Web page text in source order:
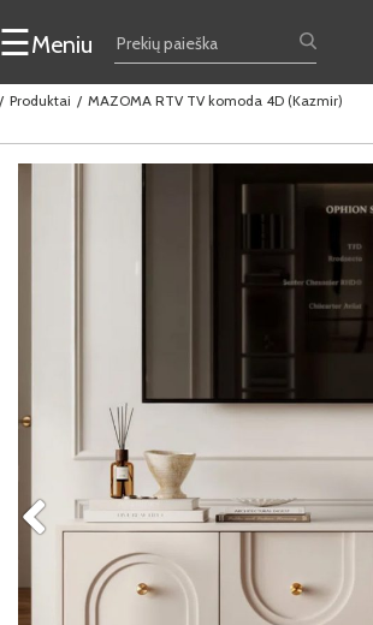
☰Meniu
Produktai MAZOMA RTV TV komoda 4D (Kazmir)